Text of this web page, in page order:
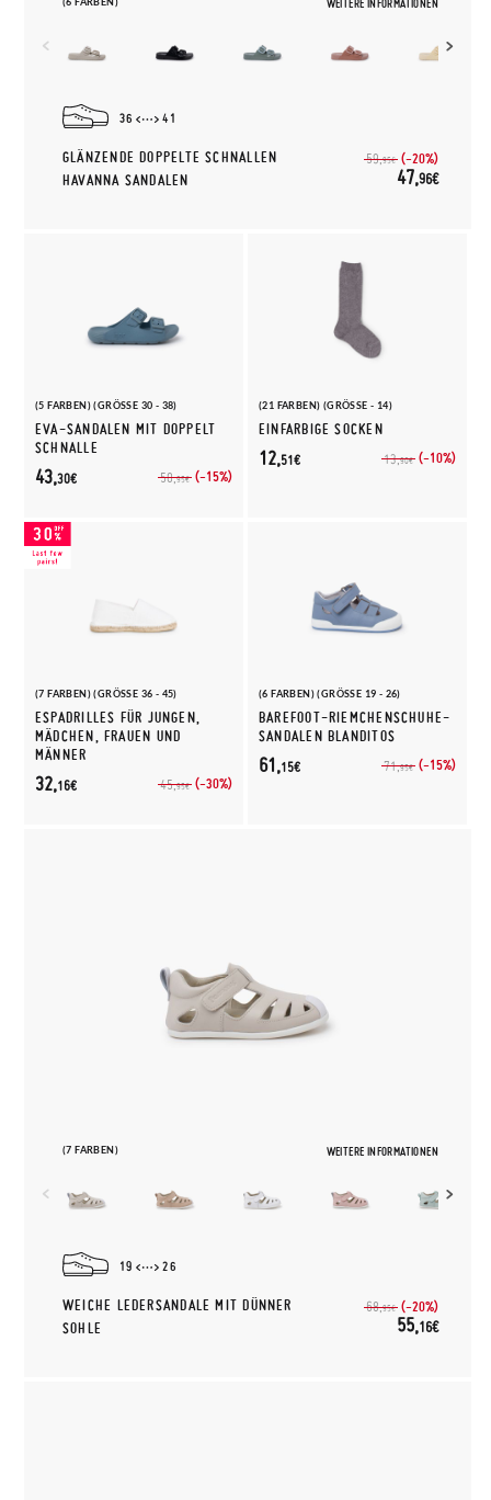
36 41
GLÄNZENDE DOPPELTE SCHNALLEN
HAVANNA SANDALEN
59,95€ (-20%)
47,96€
(5 FARBEN) (GRÖSSE 30 - 38)
EVA-SANDALEN MIT DOPPELT
SCHNALLE
50,95€ (-15%)
43,30€
(21 FARBEN) (GRÖSSE - 14)
EINFARBIGE SOCKEN
13,90€ (-10%)
12,51€
(7 FARBEN) (GRÖSSE 36 - 45)
ESPADRILLES FÜR JUNGEN,
MÄDCHEN, FRAUEN UND
MÄNNER
45,95€ (-30%)
32,16€
(6 FARBEN) (GRÖSSE 19 - 26)
BAREFOOT-RIEMCHENSCHUHE-
SANDALEN BLANDITOS
71,95€ (-15%)
61,15€
(7 FARBEN) WEITERE INFORMATIONEN
19 26
WEICHE LEDERSANDALE MIT DÜNNER
SOHLE
68,95€ (-20%)
55,16€